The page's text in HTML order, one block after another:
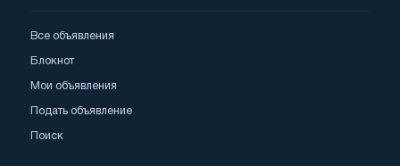
Все объявления
Блокнот
Мои объявления
Подать объявление
Поиск